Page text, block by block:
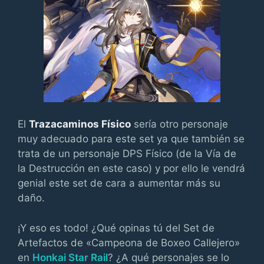
El Trazacaminos Físico sería otro personaje
muy adecuado para este set ya que también se
trata de un personaje DPS Físico (de la Vía de
la Destrucción en este caso) y por ello le vendrá
genial este set de cara a aumentar más su
daño.
¡Y eso es todo! ¿Qué opinas tú del Set de
Artefactos de «Campeona de Boxeo Callejero»
en Honkai Star Rail? ¿A qué personajes se lo